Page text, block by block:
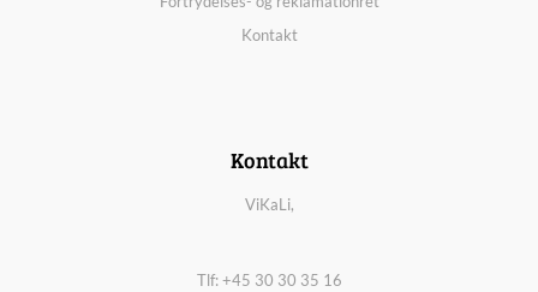
Kontakt
Kontakt
ViKaLi,
Tlf: +45 30 30 35 16